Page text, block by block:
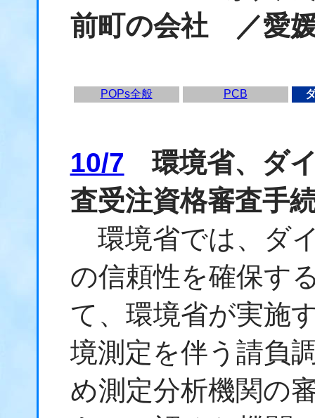
前町の会社 ／愛
POPs全般 PCB
10/7 環境省、ダ
査受注資格審査手
環境省では、
ダ
の信頼性を確保す
て、環境省が実施
境測定を伴う請負
め測定分析機関の